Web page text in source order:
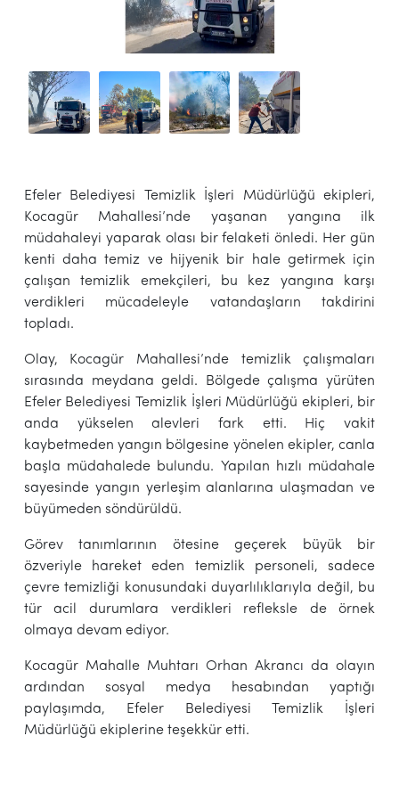
Efeler Belediyesi Temizlik İşleri Müdürlüğü ekipleri,
Kocagür Mahallesi’nde yaşanan yangına ilk
müdahaleyi yaparak olası bir felaketi önledi. Her gün
kenti daha temiz ve hijyenik bir hale getirmek için
çalışan temizlik emekçileri, bu kez yangına karşı
verdikleri mücadeleyle vatandaşların takdirini
topladı.
Olay, Kocagür Mahallesi’nde temizlik çalışmaları
sırasında meydana geldi. Bölgede çalışma yürüten
Efeler Belediyesi Temizlik İşleri Müdürlüğü ekipleri, bir
anda yükselen alevleri fark etti. Hiç vakit
kaybetmeden yangın bölgesine yönelen ekipler, canla
başla müdahalede bulundu. Yapılan hızlı müdahale
sayesinde yangın yerleşim alanlarına ulaşmadan ve
büyümeden söndürüldü.
Görev tanımlarının ötesine geçerek büyük bir
özveriyle hareket eden temizlik personeli, sadece
çevre temizliği konusundaki duyarlılıklarıyla değil, bu
tür acil durumlara verdikleri refleksle de örnek
olmaya devam ediyor.
Kocagür Mahalle Muhtarı Orhan Akrancı da olayın
ardından sosyal medya hesabından yaptığı
paylaşımda, Efeler Belediyesi Temizlik İşleri
Müdürlüğü ekiplerine teşekkür etti.